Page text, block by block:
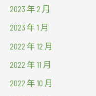
2023 年 2 月
2023 年 1 月
2022 年 12 月
2022 年 11 月
2022 年 10 月